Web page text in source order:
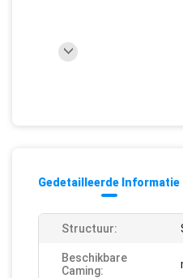
Gedetailleerde Informatie
Structuur:
Beschikbare
Caming: